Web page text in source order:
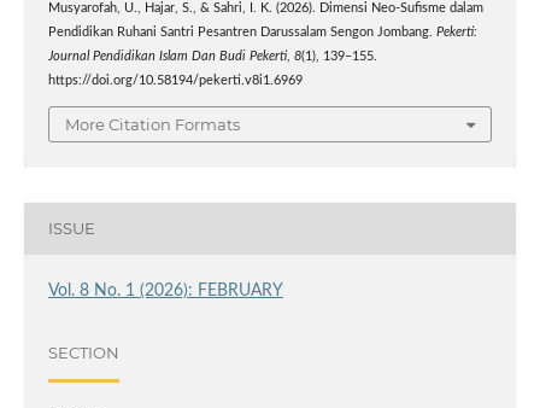
Musyarofah, U., Hajar, S., & Sahri, I. K. (2026). Dimensi Neo-Sufisme dalam
Pendidikan Ruhani Santri Pesantren Darussalam Sengon Jombang. Pekerti:
Journal Pendidikan Islam Dan Budi Pekerti, 8(1), 139–155.
https://doi.org/10.58194/pekerti.v8i1.6969
More Citation Formats
ISSUE
Vol. 8 No. 1 (2026): FEBRUARY
SECTION